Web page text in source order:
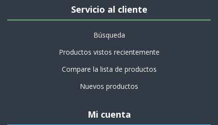
Servicio al cliente
Búsqueda
Productos vistos recientemente
Compare la lista de productos
Nuevos productos
Mi cuenta